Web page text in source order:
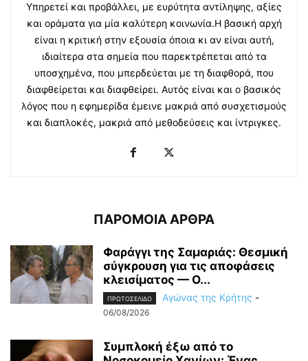
Υπηρετεί και προβάλλει, με ευρύτητα αντίληψης, αξίες
και οράματα για μία καλύτερη κοινωνία.Η βασική αρχή
είναι η κριτική στην εξουσία όποια κι αν είναι αυτή,
ιδιαίτερα στα σημεία που παρεκτρέπεται από τα
υποσχημένα, που μπερδεύεται με τη διαφθορά, που
διαφθείρεται και διαφθείρει. Αυτός είναι και ο βασικός
λόγος που η εφημερίδα έμεινε μακριά από συσχετισμούς
και διαπλοκές, μακριά από μεθοδεύσεις και ίντριγκες.
ΠΑΡΟΜΟΙΑ ΑΡΘΡΑ
Φαράγγι της Σαμαριάς: Θεσμική
σύγκρουση για τις αποφάσεις
κλεισίματος — Ο...
ΠΡΩΤΟΣΕΛΙΔΟ Αγώνας της Κρήτης -
06/08/2026
Συμπλοκή έξω από το